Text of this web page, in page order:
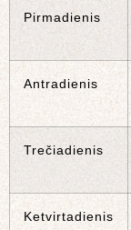
Pirmadienis
Antradienis
Trečiadienis
Ketvirtadienis